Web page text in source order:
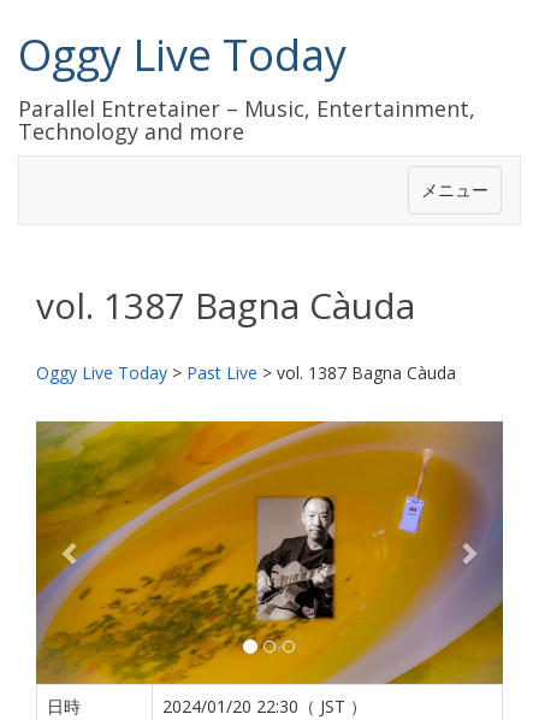
Oggy Live Today
Parallel Entretainer – Music, Entertainment,
Technology and more
メニュー
vol. 1387 Bagna Càuda
Oggy Live Today > Past Live > vol. 1387 Bagna Càuda
前
へ
へ
日時
2024/01/20 22:30（ JST ）